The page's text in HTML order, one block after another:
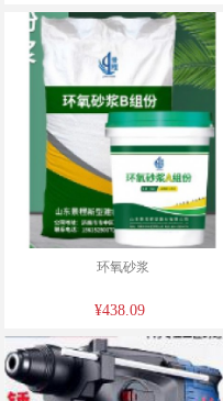
环氧砂浆
¥438.09